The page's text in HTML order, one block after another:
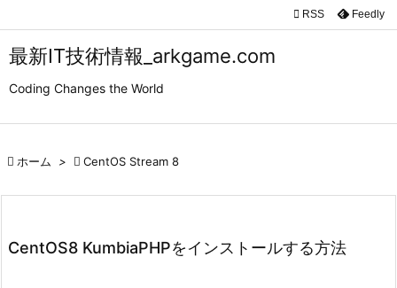
最新IT技術情報_arkgame.com
Coding Changes the World


 RSS Feedly
 ホーム >  CentOS Stream 8
CentOS8 KumbiaPHPをインストールする方法